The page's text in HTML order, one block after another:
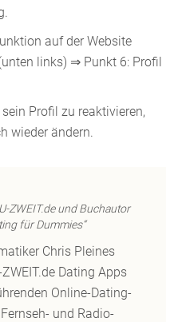
auf der Website
links) ⇒ Punkt 6: Profil
Profil zu reaktivieren,
wieder ändern.
ZWEIT.de und Buchautor
für Dummies“
Chris Pleines
Dating Apps
Online-Dating-
und Radio-